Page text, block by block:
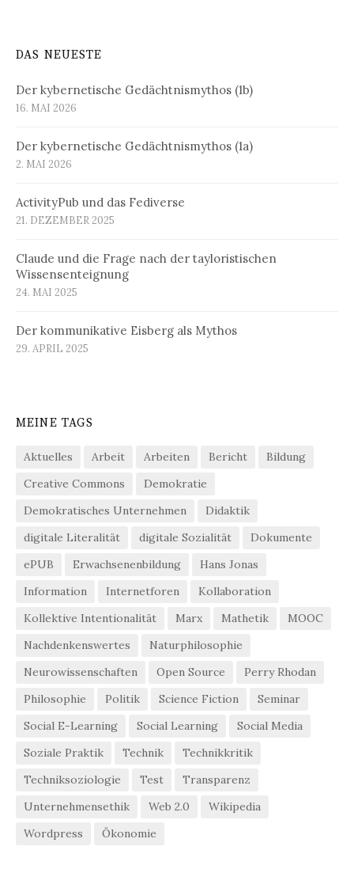
DAS NEUESTE
Der kybernetische Gedächtnismythos (1b)
16. MAI 2026
Der kybernetische Gedächtnismythos (1a)
2. MAI 2026
ActivityPub und das Fediverse
21. DEZEMBER 2025
Claude und die Frage nach der tayloristischen
Wissensenteignung
24. MAI 2025
Der kommunikative Eisberg als Mythos
29. APRIL 2025
MEINE TAGS
Aktuelles Arbeit Arbeiten Bericht
Bildung
Creative Commons
Demokratie
Demokratisches Unternehmen
Didaktik
digitale Literalität
digitale Sozialität
Dokumente
ePUB
Erwachsenenbildung
Hans Jonas
Information
Internetforen
Kollaboration
Kollektive Intentionalität
Marx Mathetik
MOOC
Nachdenkenswertes
Naturphilosophie
Neurowissenschaften
Open Source
Perry Rhodan
Philosophie
Politik Science Fiction
Seminar
Social E-Learning
Social Learning
Social Media
Soziale Praktik
Technik
Technikkritik
Techniksoziologie
Test
Transparenz
Unternehmensethik
Web 2.0
Wikipedia
Wordpress
Ökonomie